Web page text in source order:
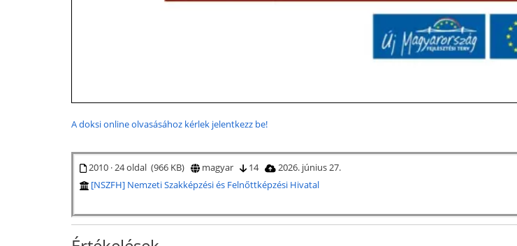
A doksi online olvasásához kérlek jelentkezz be!
2010 · 24 oldal (966 KB) magyar 14
2026. június 27.
[NSZFH] Nemzeti Szakképzési és Felnőttképzési Hivatal